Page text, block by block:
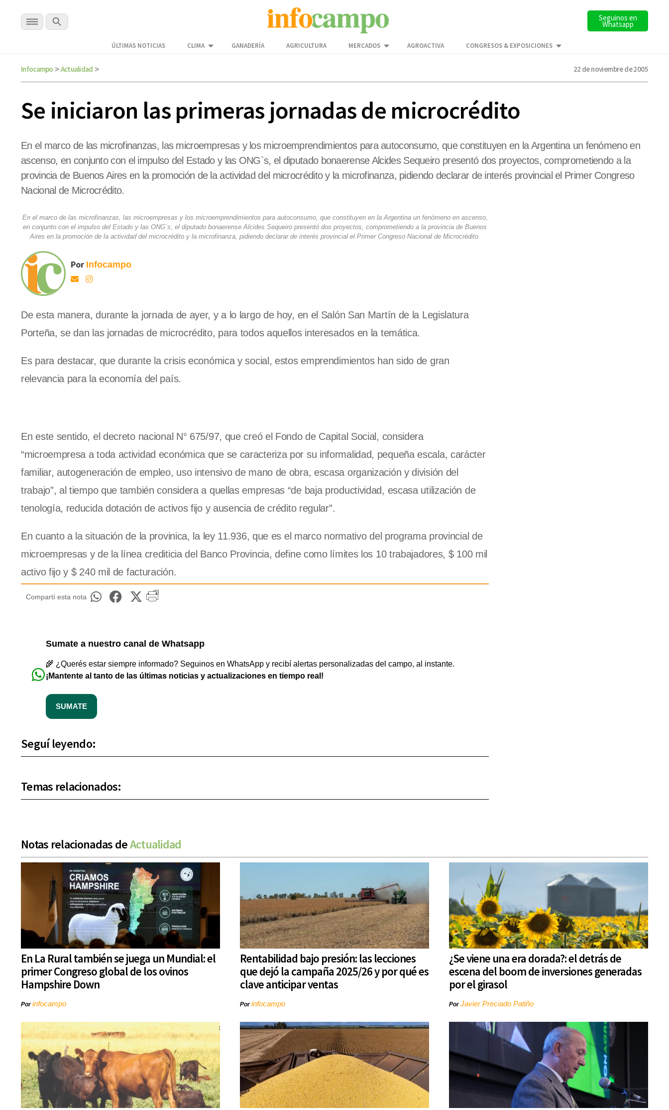
Seguinos en
Whatsapp
ÚLTIMAS NOTICIAS CLIMA GANADERÍA AGRICULTURA MERCADOS AGROACTIVA CONGRESOS & EXPOSICIONES
Infocampo > Actualidad > 22 de noviembre de 2005
Se iniciaron las primeras jornadas de microcrédito
En el marco de las microfinanzas, las microempresas y los microemprendimientos para autoconsumo, que constituyen en la Argentina un fenómeno en
ascenso, en conjunto con el impulso del Estado y las ONG`s, el diputado bonaerense Alcides Sequeiro presentó dos proyectos, comprometiendo a la
provincia de Buenos Aires en la promoción de la actividad del microcrédito y la microfinanza, pidiendo declarar de interés provincial el Primer Congreso
Nacional de Microcrédito.
En el marco de las microfinanzas, las microempresas y los microemprendimientos para autoconsumo, que constituyen en la Argentina un fenómeno en ascenso,
en conjunto con el impulso del Estado y las ONG`s, el diputado bonaerense Alcides Sequeiro presentó dos proyectos, comprometiendo a la provincia de Buenos
Aires en la promoción de la actividad del microcrédito y la microfinanza, pidiendo declarar de interés provincial el Primer Congreso Nacional de Microcrédito.
Por Infocampo
De esta manera, durante la jornada de ayer, y a lo largo de hoy, en el Salón San Martín de la Legislatura
Porteña, se dan las jornadas de microcrédito, para todos aquellos interesados en la temática.
Es para destacar, que durante la crisis económica y social, estos emprendimientos han sido de gran
relevancia para la economía del país.
En este sentido, el decreto nacional N° 675/97, que creó el Fondo de Capital Social, considera
“microempresa a toda actividad económica que se caracteriza por su informalidad, pequeña escala, carácter
familiar, autogeneración de empleo, uso intensivo de mano de obra, escasa organización y división del
trabajo”, al tiempo que también considera a quellas empresas “de baja productividad, escasa utilización de
tenología, reducida dotación de activos fijo y ausencia de crédito regular”.
En cuanto a la situación de la provinica, la ley 11.936, que es el marco normativo del programa provincial de
microempresas y de la línea crediticia del Banco Provincia, define como límites los 10 trabajadores, $ 100 mil
activo fijo y $ 240 mil de facturación.
Compartí esta nota
Sumate a nuestro canal de Whatsapp
🌾 ¿Querés estar siempre informado? Seguinos en WhatsApp y recibí alertas personalizadas del campo, al instante.
¡Mantente al tanto de las últimas noticias y actualizaciones en tiempo real!
SUMATE
Seguí leyendo:
Temas relacionados:
Notas relacionadas deActualidad
En La Rural también se juega un Mundial: el
primer Congreso global de los ovinos
Hampshire Down
Porinfocampo
Rentabilidad bajo presión: las lecciones
que dejó la campaña 2025/26 y por qué es
clave anticipar ventas
Porinfocampo
¿Se viene una era dorada?: el detrás de
escena del boom de inversiones generadas
por el girasol
PorJavier Preciado Patiño